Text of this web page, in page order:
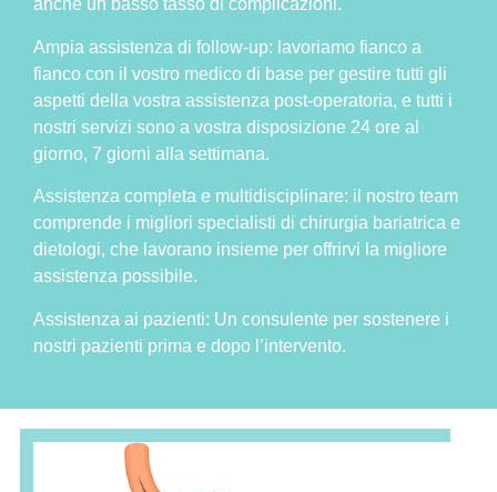
anche un basso tasso di complicazioni.
Ampia assistenza di follow-up: lavoriamo fianco a
fianco con il vostro medico di base per gestire tutti gli
aspetti della vostra assistenza post-operatoria, e tutti i
nostri servizi sono a vostra disposizione 24 ore al
giorno, 7 giorni alla settimana.
Assistenza completa e multidisciplinare: il nostro team
comprende i migliori specialisti di chirurgia bariatrica e
dietologi, che lavorano insieme per offrirvi la migliore
assistenza possibile.
Assistenza ai pazienti: Un consulente per sostenere i
nostri pazienti prima e dopo l’intervento.